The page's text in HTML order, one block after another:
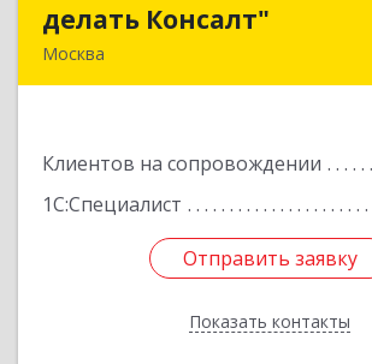
делать Консалт"
Москва
Клиентов на сопровождении
1С:Специалист
Отправить заявку
Показать контакты
Отправить заявку
Назад